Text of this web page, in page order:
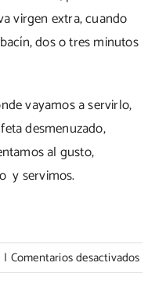
virgen extra, cuando
dos o tres minutos
vayamos a servirlo,
desmenuzado,
al gusto,
y servimos.
| Comentarios desactivadosen